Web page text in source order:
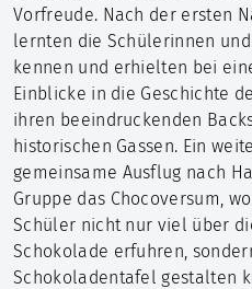
Vorfreude. Nach der ersten
lernten die Schülerinnen
kennen und erhielten bei
Einblicke in die Geschichte
ihren beeindruckenden
historischen Gassen. Ein
gemeinsame Ausflug nach
Gruppe das Chocoversum,
Schüler nicht nur viel über
Schokolade erfuhren,
Schokoladentafel gestalten